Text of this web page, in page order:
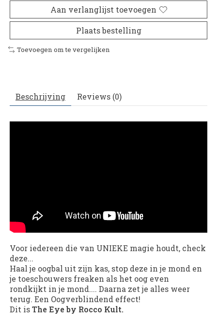
Aan verlanglijst toevoegen
Plaats bestelling
Toevoegen om te vergelijken
Beschrijving Reviews (0)
Voor iedereen die van UNIEKE magie houdt, check
deze...
Haal je oogbal uit zijn kas, stop deze in je mond en
je toeschouwers freaken als het oog even
rondkijkt in je mond.... Daarna zet je alles weer
terug. Een Oogverblindend effect!
Dit isThe Eye by Rocco Kult.